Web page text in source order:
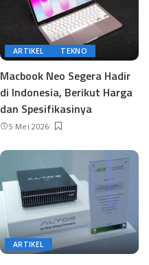
ARTIKEL TEKNO
Macbook Neo Segera Hadir
di Indonesia, Berikut Harga
dan Spesifikasinya
5 Mei 2026
ARTIKEL